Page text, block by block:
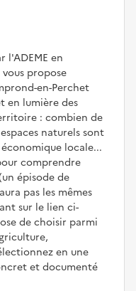
l'ADEME en
propose
en-Perchet
en lumière des
: combien de
naturels sont
locale...
comprendre
épisode de
pas les mêmes
sur le lien ci-
de choisir parmi
en une
et documenté